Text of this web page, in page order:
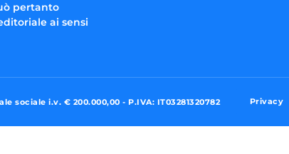
pertanto
ai sensi
sociale i.v. € 200.000,00 - P.IVA: IT03281320782 Privacy